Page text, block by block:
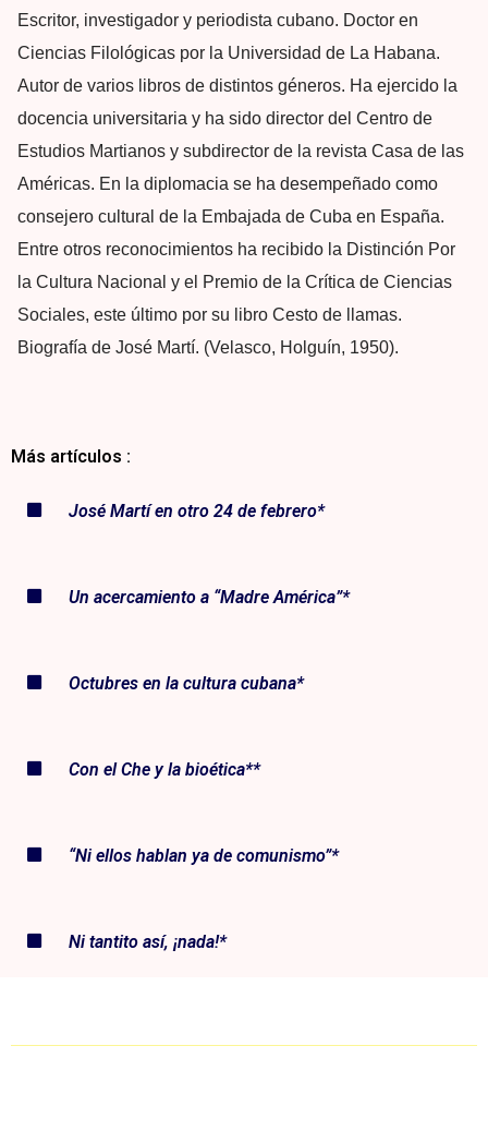
Escritor, investigador y periodista cubano. Doctor en
Ciencias Filológicas por la Universidad de La Habana.
Autor de varios libros de distintos géneros. Ha ejercido la
docencia universitaria y ha sido director del Centro de
Estudios Martianos y subdirector de la revista Casa de las
Américas. En la diplomacia se ha desempeñado como
consejero cultural de la Embajada de Cuba en España.
Entre otros reconocimientos ha recibido la Distinción Por
la Cultura Nacional y el Premio de la Crítica de Ciencias
Sociales, este último por su libro Cesto de llamas.
Biografía de José Martí. (Velasco, Holguín, 1950).
Más artículos :
José Martí en otro 24 de febrero*
Un acercamiento a “Madre América”*
Octubres en la cultura cubana*
Con el Che y la bioética**
“Ni ellos hablan ya de comunismo”*
Ni tantito así, ¡nada!*